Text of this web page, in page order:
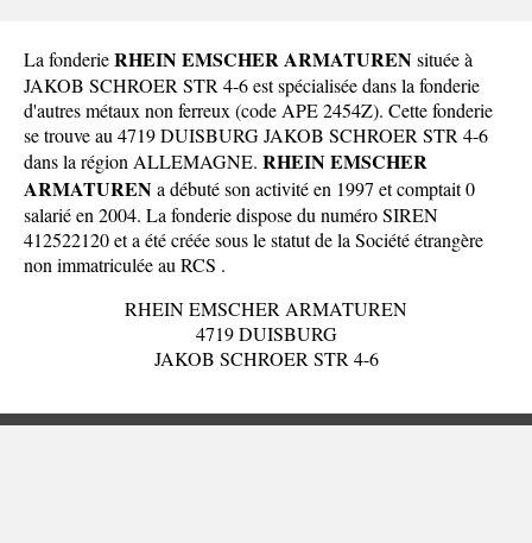
La fonderieRHEIN EMSCHER ARMATURENsituée à
JAKOB SCHROER STR 4-6 est spécialisée dans la fonderie
d'autres métaux non ferreux (code APE 2454Z). Cette fonderie
se trouve au 4719 DUISBURG JAKOB SCHROER STR 4-6
dans la région ALLEMAGNE. RHEIN EMSCHER
ARMATURENa débuté son activité en 1997 et comptait 0
salarié en 2004. La fonderie dispose du numéro SIREN
412522120 et a été créée sous le statut de la Société étrangère
non immatriculée au RCS .
RHEIN EMSCHER ARMATUREN
4719 DUISBURG
JAKOB SCHROER STR 4-6